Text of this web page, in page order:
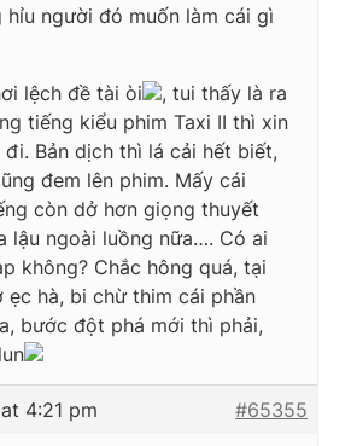
hỉu người đó muốn làm cái gì
lệch đề tài òi
, tui thấy là ra
tiếng kiểu phim Taxi II thì xin
đi. Bản dịch thì lá cải hết biết,
đem lên phim. Mấy cái
còn dở hơn giọng thuyết
lậu ngoài luồng nữa…. Có ai
không? Chắc hông quá, tại
ẹc hà, bi chừ thim cái phần
bước đột phá mới thì phải,
4:21 pm #65355